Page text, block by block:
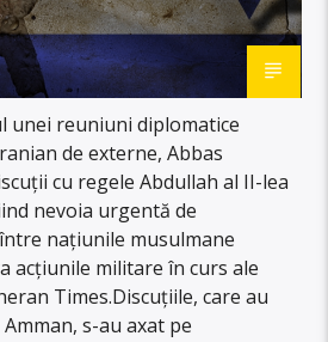
unei reuniuni diplomatice
de externe, Abbas
cu regele Abdullah al II-lea
nevoia urgentă de
națiunile musulmane
acțiunile militare în curs ale
Times.Discuțiile, care au
s-au axat pe